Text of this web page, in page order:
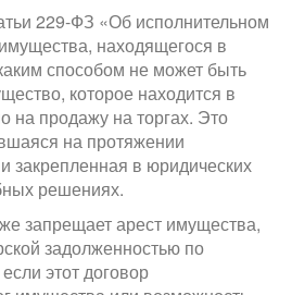
229-ФЗ «Об исполнительном
находящегося в
способом не может быть
которое находится в
на продажу на торгах. Это
на протяжении
закрепленная в юридических
решениях.
запрещает арест имущества,
задолженностью по
этот договор